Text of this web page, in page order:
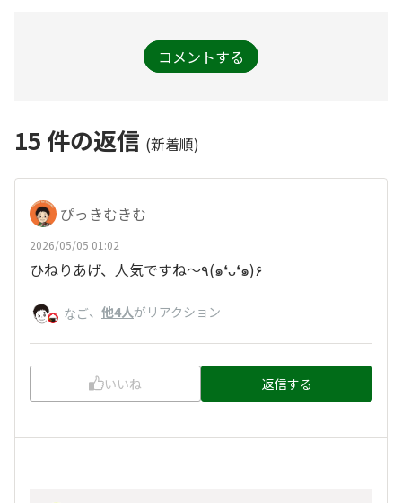
コメントする
15 件の返信 (新着順)
ぴっきむきむ
2026/05/05 01:02
ひねりあげ、人気ですね〜٩(๑❛ᴗ❛๑)۶
なご、 他4人がリアクション
いいね 返信する